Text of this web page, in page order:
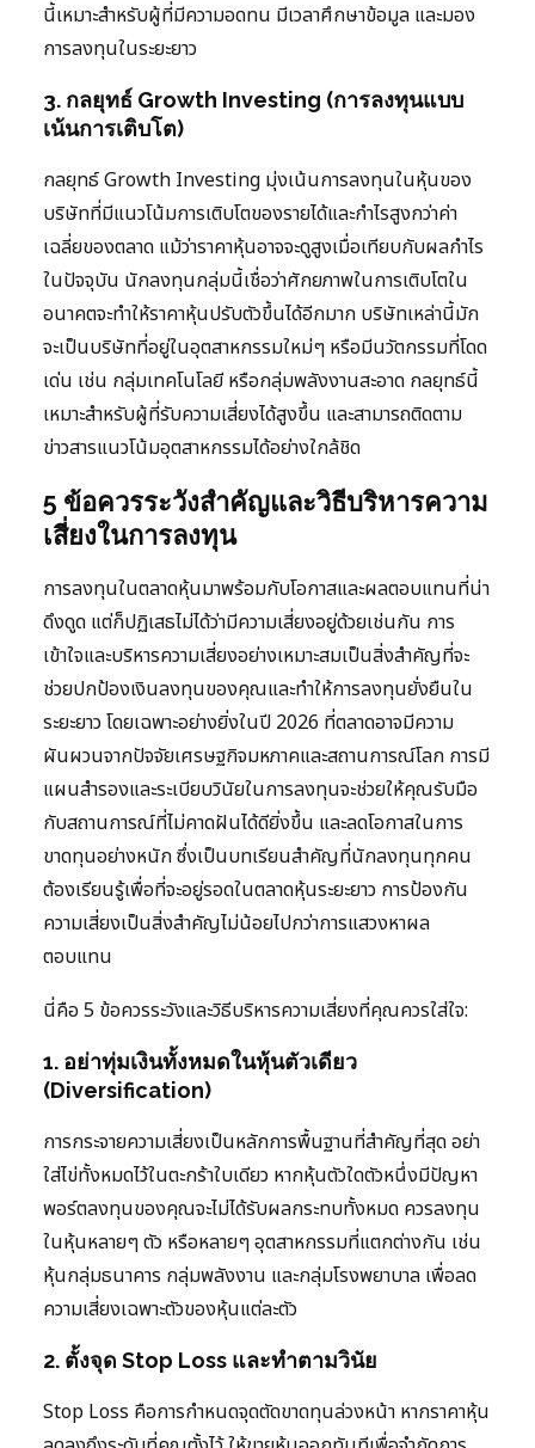
นี้เหมาะสำหรับผู้ที่มีความอดทน มีเวลาศึกษาข้อมูล และมอง
การลงทุนในระยะยาว
3. กลยุทธ์ Growth Investing (การลงทุนแบบ
เน้นการเติบโต)
กลยุทธ์ Growth Investing มุ่งเน้นการลงทุนในหุ้นของ
บริษัทที่มีแนวโน้มการเติบโตของรายได้และกำไรสูงกว่าค่า
เฉลี่ยของตลาด แม้ว่าราคาหุ้นอาจจะดูสูงเมื่อเทียบกับผลกำไร
ในปัจจุบัน นักลงทุนกลุ่มนี้เชื่อว่าศักยภาพในการเติบโตใน
อนาคตจะทำให้ราคาหุ้นปรับตัวขึ้นได้อีกมาก บริษัทเหล่านี้มัก
จะเป็นบริษัทที่อยู่ในอุตสาหกรรมใหม่ๆ หรือมีนวัตกรรมที่โดด
เด่น เช่น กลุ่มเทคโนโลยี หรือกลุ่มพลังงานสะอาด กลยุทธ์นี้
เหมาะสำหรับผู้ที่รับความเสี่ยงได้สูงขึ้น และสามารถติดตาม
ข่าวสารแนวโน้มอุตสาหกรรมได้อย่างใกล้ชิด
5 ข้อควรระวังสำคัญและวิธีบริหารความ
เสี่ยงในการลงทุน
การลงทุนในตลาดหุ้นมาพร้อมกับโอกาสและผลตอบแทนที่น่า
ดึงดูด แต่ก็ปฏิเสธไม่ได้ว่ามีความเสี่ยงอยู่ด้วยเช่นกัน การ
เข้าใจและบริหารความเสี่ยงอย่างเหมาะสมเป็นสิ่งสำคัญที่จะ
ช่วยปกป้องเงินลงทุนของคุณและทำให้การลงทุนยั่งยืนใน
ระยะยาว โดยเฉพาะอย่างยิ่งในปี 2026 ที่ตลาดอาจมีความ
ผันผวนจากปัจจัยเศรษฐกิจมหภาคและสถานการณ์โลก การมี
แผนสำรองและระเบียบวินัยในการลงทุนจะช่วยให้คุณรับมือ
กับสถานการณ์ที่ไม่คาดฝันได้ดียิ่งขึ้น และลดโอกาสในการ
ขาดทุนอย่างหนัก ซึ่งเป็นบทเรียนสำคัญที่นักลงทุนทุกคน
ต้องเรียนรู้เพื่อที่จะอยู่รอดในตลาดหุ้นระยะยาว การป้องกัน
ความเสี่ยงเป็นสิ่งสำคัญไม่น้อยไปกว่าการแสวงหาผล
ตอบแทน
นี่คือ 5 ข้อควรระวังและวิธีบริหารความเสี่ยงที่คุณควรใส่ใจ:
1. อย่าทุ่มเงินทั้งหมดในหุ้นตัวเดียว
(Diversification)
การกระจายความเสี่ยงเป็นหลักการพื้นฐานที่สำคัญที่สุด อย่า
ใส่ไข่ทั้งหมดไว้ในตะกร้าใบเดียว หากหุ้นตัวใดตัวหนึ่งมีปัญหา
พอร์ตลงทุนของคุณจะไม่ได้รับผลกระทบทั้งหมด ควรลงทุน
ในหุ้นหลายๆ ตัว หรือหลายๆ อุตสาหกรรมที่แตกต่างกัน เช่น
หุ้นกลุ่มธนาคาร กลุ่มพลังงาน และกลุ่มโรงพยาบาล เพื่อลด
ความเสี่ยงเฉพาะตัวของหุ้นแต่ละตัว
2. ตั้งจุด Stop Loss และทำตามวินัย
Stop Loss คือการกำหนดจุดตัดขาดทุนล่วงหน้า หากราคาหุ้น